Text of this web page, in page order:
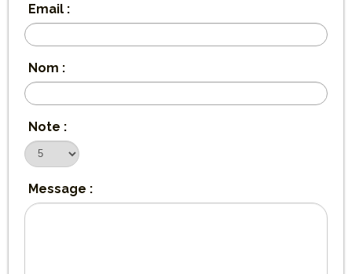
Email :
Nom :
Note :
Message :